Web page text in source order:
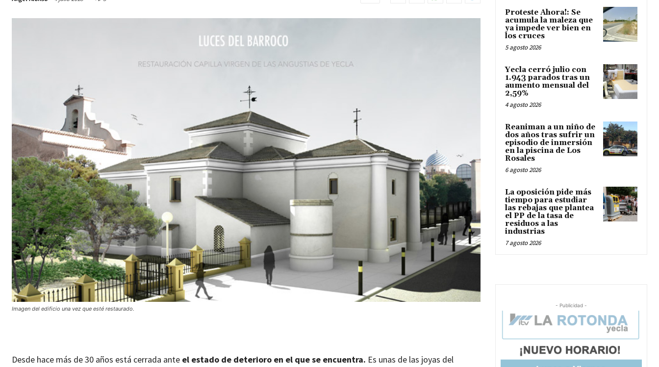
Imagen del edificio una vez que esté restaurado.
Desde hace más de 30 años está cerrada ante el estado de deterioro en el que se encuentra. Es unas de las joyas del
Proteste Ahora!: Se
acumula la maleza que
ya impede ver bien en
los cruces
5 agosto 2026
Yecla cerró julio con
1.943 parados tras un
aumento mensual del
2,59%
4 agosto 2026
Reaniman a un niño de
dos años tras sufrir un
episodio de inmersión
en la piscina de Los
Rosales
6 agosto 2026
La oposición pide más
tiempo para estudiar
las rebajas que plantea
el PP de la tasa de
residuos a las
industrias
7 agosto 2026
- Publicidad -